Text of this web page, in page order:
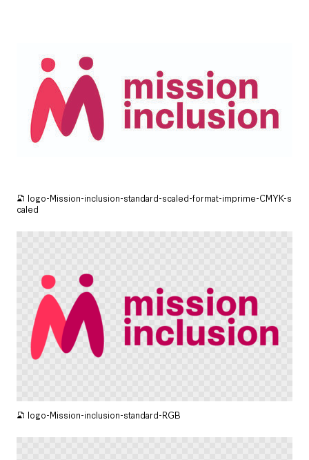
logo-Mission-inclusion-standard-scaled-format-imprime-CMYK-s
caled
logo-Mission-inclusion-standard-RGB